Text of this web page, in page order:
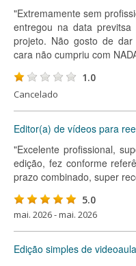
"Extremamente sem
entregou na data
projeto. Não gosto de
cara não cumpriu com
1.0
Cancelado
Editor(a) de vídeos para
"Excelente profissional,
edição, fez conforme
prazo combinado, super
5.0
mai. 2026 - mai. 2026
Edição simples de